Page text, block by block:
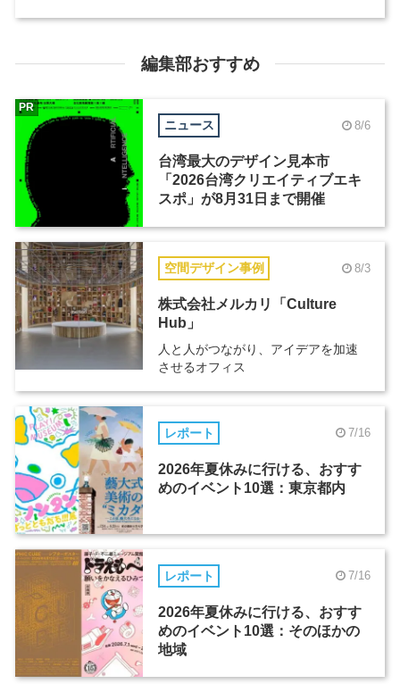
編集部おすすめ
ニュース 8/6
台湾最大のデザイン見本市
「2026台湾クリエイティブエキ
スポ」が8月31日まで開催
PR
空間デザイン事例 8/3
株式会社メルカリ「Culture
Hub」
人と人がつながり、アイデアを加速
させるオフィス
レポート 7/16
2026年夏休みに行ける、おすす
めのイベント10選：東京都内
レポート 7/16
2026年夏休みに行ける、おすす
めのイベント10選：そのほかの
地域